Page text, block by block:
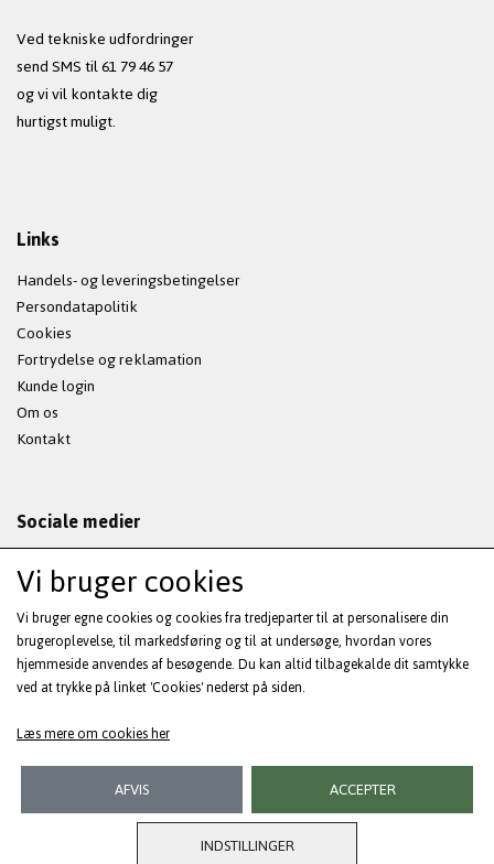
Ved tekniske udfordringer
send SMS til 61 79 46 57
og vi vil kontakte dig
hurtigst muligt.
Links
Handels- og leveringsbetingelser
Persondatapolitik
Cookies
Fortrydelse og reklamation
Kunde login
Om os
Kontakt
Sociale medier
Modtag vores nyhedsbrev via e-mail
Tilmeld
(mere information)
Vi bruger cookies
Vi bruger egne cookies og cookies fra tredjeparter til at personalisere din
brugeroplevelse, til markedsføring og til at undersøge, hvordan vores
hjemmeside anvendes af besøgende. Du kan altid tilbagekalde dit samtykke
ved at trykke på linket 'Cookies' nederst på siden.
Læs mere om cookies her
INDSTILLINGER
AFVIS ACCEPTER